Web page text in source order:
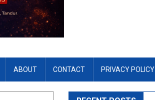
ABOUT CONTACT PRIVACY POLICY